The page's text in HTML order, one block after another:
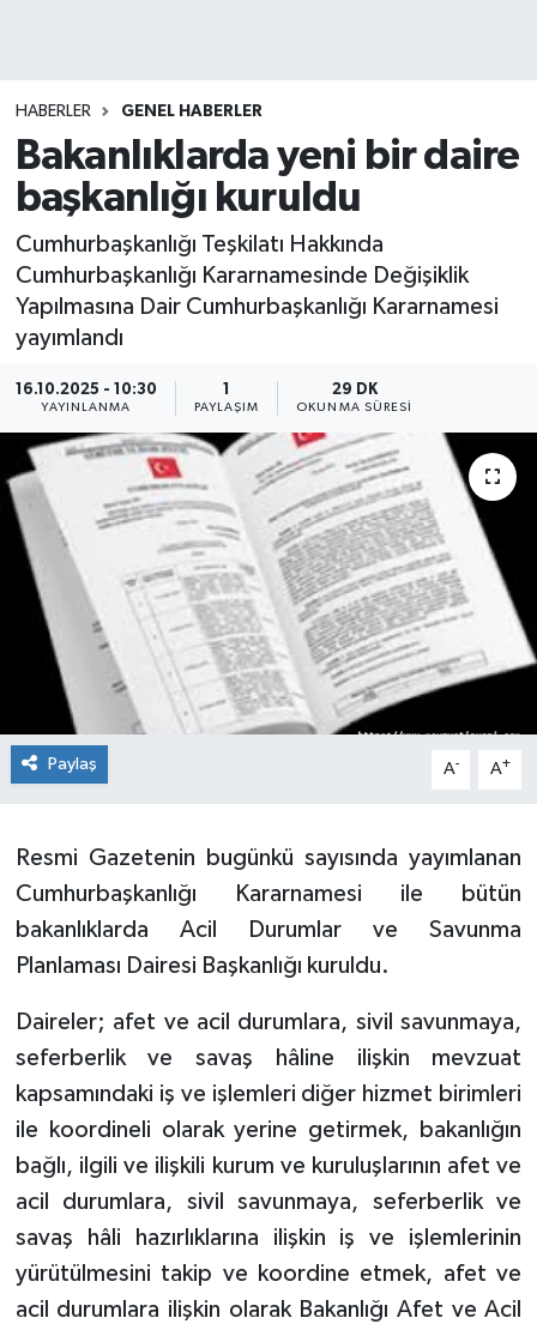
HABERLER GENEL HABERLER
Bakanlıklarda yeni bir daire
başkanlığı kuruldu
Cumhurbaşkanlığı Teşkilatı Hakkında
Cumhurbaşkanlığı Kararnamesinde Değişiklik
Yapılmasına Dair Cumhurbaşkanlığı Kararnamesi
yayımlandı
16.10.2025 - 10:30
YAYINLANMA PAYLAŞIM
29 DK
OKUNMA SÜRESI
Paylaş A- A+
Resmi Gazetenin bugünkü sayısında yayımlanan
Cumhurbaşkanlığı Kararnamesi ile bütün
bakanlıklarda Acil Durumlar ve Savunma
Planlaması Dairesi Başkanlığı kuruldu.
Daireler; afet ve acil durumlara, sivil savunmaya,
seferberlik ve savaş hâline ilişkin mevzuat
kapsamındaki iş ve işlemleri diğer hizmet birimleri
ile koordineli olarak yerine getirmek, bakanlığın
bağlı, ilgili ve ilişkili kurum ve kuruluşlarının afet ve
acil durumlara, sivil savunmaya, seferberlik ve
savaş hâli hazırlıklarına ilişkin iş ve işlemlerinin
yürütülmesini takip ve koordine etmek, afet ve
acil durumlara ilişkin olarak Bakanlığı Afet ve Acil